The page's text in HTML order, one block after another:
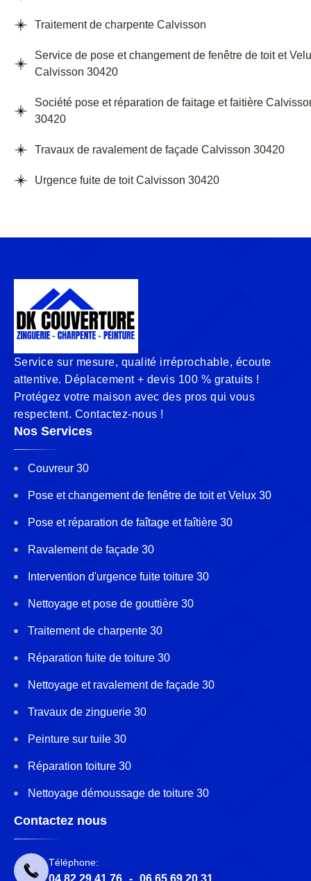
Traitement de charpente Calvisson
Service de pose et changement de fenêtre de toit et
Calvisson 30420
Société pose et réparation de faitage et faitière
30420
Travaux de ravalement de façade Calvisson 30420
Urgence fuite de toit Calvisson 30420
Service sur mesure, qualité irréprochable, écoute
attentive. Déplacement + devis 100 % gratuits !
Protégez votre maison avec des pros qui vous
respectent. Contactez-nous !
Nos Services
Couvreur 30
Pose et changement de fenêtre de toit et Velux 30
Pose et réparation de faîtage et faîtière 30
Ravalement de façade 30
Intervention d'urgence fuite toiture 30
Nettoyage et pose de gouttière 30
Traitement de charpente 30
Réparation fuite de toiture 30
Nettoyage et ravalement de façade 30
Travaux de zinguerie 30
Peinture sur tuile 30
Réparation toiture 30
Nettoyage démoussage de toiture 30
Contactez nous
Téléphone: